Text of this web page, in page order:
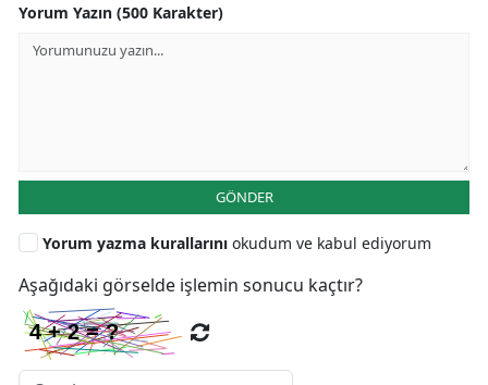
Yorum Yazın (500 Karakter)
GÖNDER
Yorum yazma kurallarını okudum ve kabul ediyorum
Aşağıdaki görselde işlemin sonucu kaçtır?